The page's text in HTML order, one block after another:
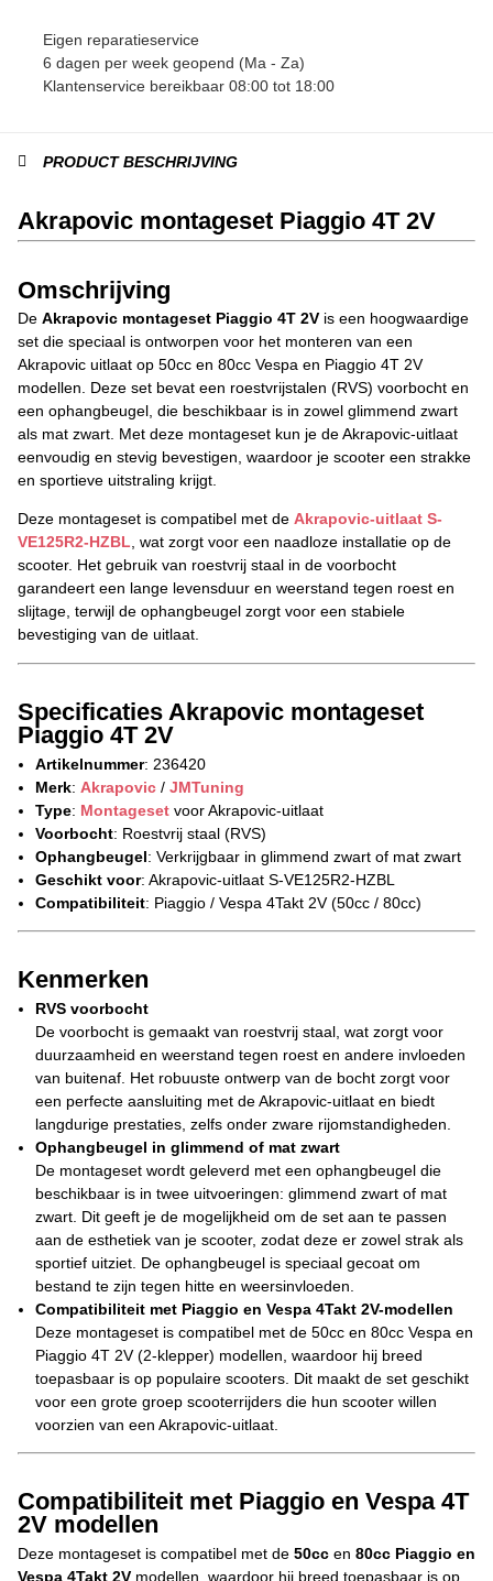
Eigen reparatieservice
6 dagen per week geopend (Ma - Za)
Klantenservice bereikbaar 08:00 tot 18:00
PRODUCT BESCHRIJVING
Akrapovic montageset Piaggio 4T 2V
Omschrijving
De Akrapovic montageset Piaggio 4T 2V is een hoogwaardige
set die speciaal is ontworpen voor het monteren van een
Akrapovic uitlaat op 50cc en 80cc Vespa en Piaggio 4T 2V
modellen. Deze set bevat een roestvrijstalen (RVS) voorbocht en
een ophangbeugel, die beschikbaar is in zowel glimmend zwart
als mat zwart. Met deze montageset kun je de Akrapovic-uitlaat
eenvoudig en stevig bevestigen, waardoor je scooter een strakke
en sportieve uitstraling krijgt.
Deze montageset is compatibel met de Akrapovic-uitlaat S-
VE125R2-HZBL, wat zorgt voor een naadloze installatie op de
scooter. Het gebruik van roestvrij staal in de voorbocht
garandeert een lange levensduur en weerstand tegen roest en
slijtage, terwijl de ophangbeugel zorgt voor een stabiele
bevestiging van de uitlaat.
Specificaties Akrapovic montageset
Piaggio 4T 2V
Artikelnummer: 236420
Merk: Akrapovic / JMTuning
Type: Montageset voor Akrapovic-uitlaat
Voorbocht: Roestvrij staal (RVS)
Ophangbeugel: Verkrijgbaar in glimmend zwart of mat zwart
Geschikt voor: Akrapovic-uitlaat S-VE125R2-HZBL
Compatibiliteit: Piaggio / Vespa 4Takt 2V (50cc / 80cc)
Kenmerken
RVS voorbocht
De voorbocht is gemaakt van roestvrij staal, wat zorgt voor
duurzaamheid en weerstand tegen roest en andere invloeden
van buitenaf. Het robuuste ontwerp van de bocht zorgt voor
een perfecte aansluiting met de Akrapovic-uitlaat en biedt
langdurige prestaties, zelfs onder zware rijomstandigheden.
Ophangbeugel in glimmend of mat zwart
De montageset wordt geleverd met een ophangbeugel die
beschikbaar is in twee uitvoeringen: glimmend zwart of mat
zwart. Dit geeft je de mogelijkheid om de set aan te passen
aan de esthetiek van je scooter, zodat deze er zowel strak als
sportief uitziet. De ophangbeugel is speciaal gecoat om
bestand te zijn tegen hitte en weersinvloeden.
Compatibiliteit met Piaggio en Vespa 4Takt 2V-modellen
Deze montageset is compatibel met de 50cc en 80cc Vespa en
Piaggio 4T 2V (2-klepper) modellen, waardoor hij breed
toepasbaar is op populaire scooters. Dit maakt de set geschikt
voor een grote groep scooterrijders die hun scooter willen
voorzien van een Akrapovic-uitlaat.
Compatibiliteit met Piaggio en Vespa 4T
2V modellen
Deze montageset is compatibel met de 50cc en 80cc Piaggio en
Vespa 4Takt 2V modellen, waardoor hij breed toepasbaar is op